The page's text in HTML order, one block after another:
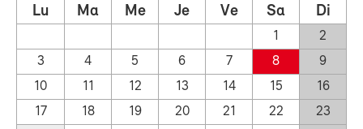
Lu Ma Me Je Ve Sa Di
1
2
3
4 5 6 7 8
9
10
11 12 13 14 15
16
17
18 19 20 21 22
23